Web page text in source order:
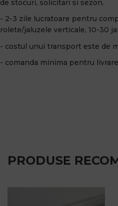
de stocuri, solicitari si sezon.
- 2-3 zile lucratoare pentru
rolete/jaluzele verticale, 10-30
- costul unui transport este de
- comanda minima pentru
PRODUSE